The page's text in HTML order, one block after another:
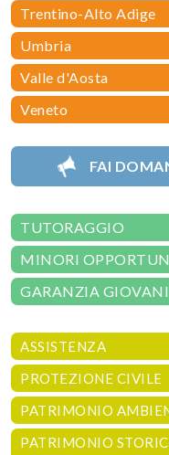
Trentino-Alto Adige
Umbria
Valle d'Aosta
Veneto
FAI
TUTORAGGIO
MINORI
GARANZIA GIOVANI
ASSISTENZA
PROTEZIONE CIVILE
PATRIMONIO
PATRIMONIO